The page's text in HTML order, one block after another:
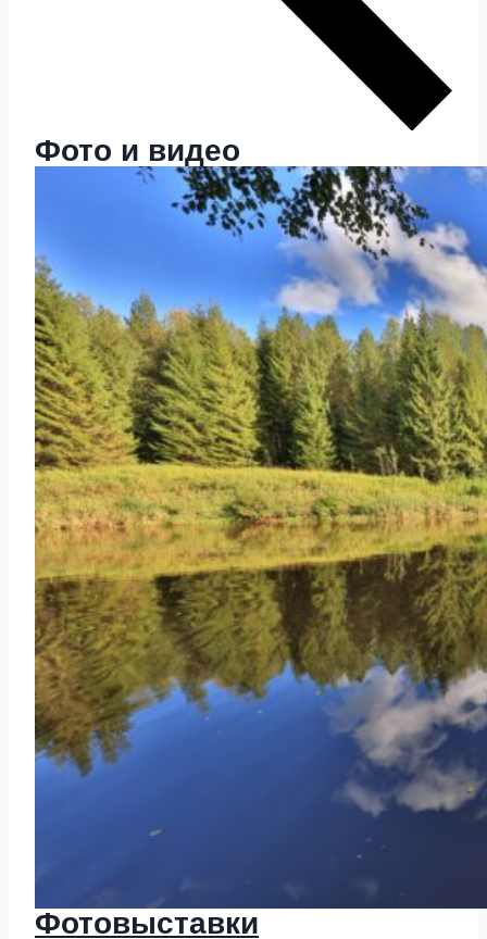
Фото и видео
Фотовыставки